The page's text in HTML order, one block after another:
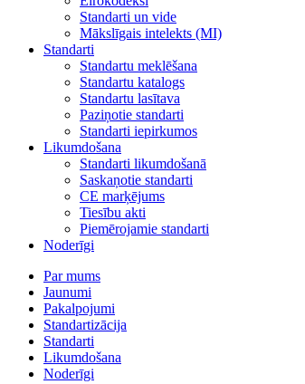
Standarti un vide
Mākslīgais intelekts (MI)
Standarti
Standartu meklēšana
Standartu katalogs
Standartu lasītava
Paziņotie standarti
Standarti iepirkumos
Likumdošana
Standarti likumdošanā
Saskaņotie standarti
CE marķējums
Tiesību akti
Piemērojamie standarti
Noderīgi
Par mums
Jaunumi
Pakalpojumi
Standartizācija
Standarti
Likumdošana
Noderīgi